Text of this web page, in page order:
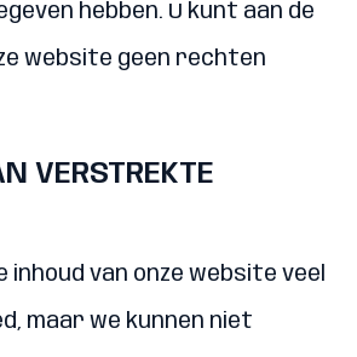
hebben. U kunt aan de
website geen rechten
VERSTREKTE
inhoud van onze website veel
maar we kunnen niet